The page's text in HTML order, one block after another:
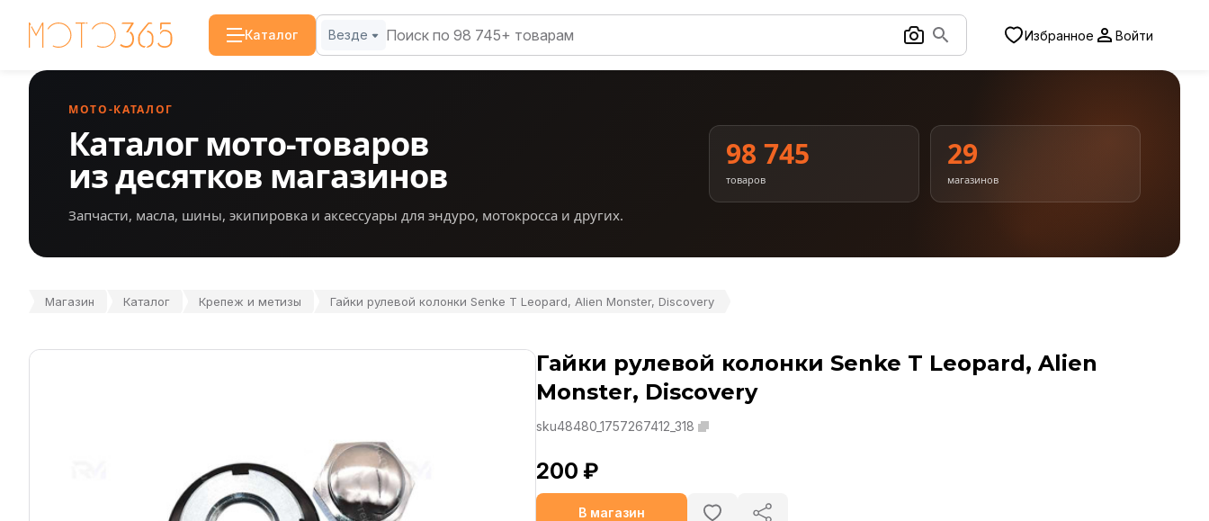
Каталог Везде Избранное Войти
МОТО-КАТАЛОГ
Каталог мото-товаров
из десятков магазинов
Запчасти, масла, шины, экипировка и аксессуары для эндуро, мотокросса и других.
98 745
товаров
29
магазинов
Магазин Каталог Крепеж и метизы Гайки рулевой колонки Senke T Leopard, Alien Monster, Discovery
Гайки рулевой колонки Senke T Leopard, Alien
Monster, Discovery
sku48480_1757267412_318
200 ₽
В магазин